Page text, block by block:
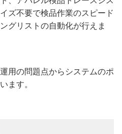
ズ不要で検品作業のスピード
グリストの自動化が行えま
用の問題点からシステムのポ
ます。